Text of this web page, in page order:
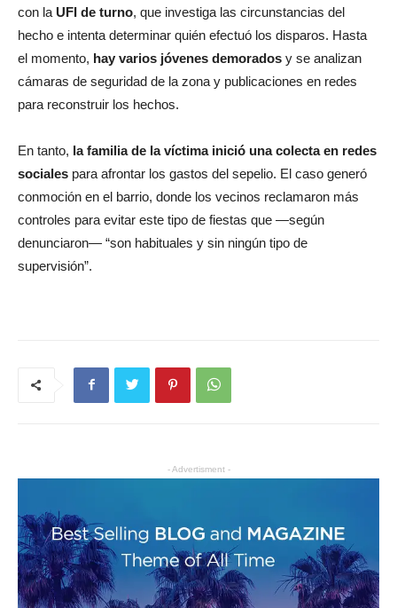
con la UFI de turno, que investiga las circunstancias del
hecho e intenta determinar quién efectuó los disparos. Hasta
el momento, hay varios jóvenes demorados y se analizan
cámaras de seguridad de la zona y publicaciones en redes
para reconstruir los hechos.
En tanto, la familia de la víctima inició una colecta en redes
sociales para afrontar los gastos del sepelio. El caso generó
conmoción en el barrio, donde los vecinos reclamaron más
controles para evitar este tipo de fiestas que —según
denunciaron— “son habituales y sin ningún tipo de
supervisión”.
- Advertisment -